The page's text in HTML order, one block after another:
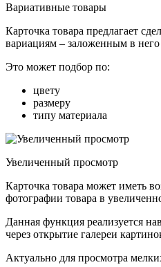
Вариативные товары
Карточка товара предлагает
вариациям – заложенным в
Это может подбор по:
цвету
размеру
типу материала
Увеличенный просмотр
Карточка товара может иметь
фотографии товара в
Данная функция реализуется
через открытие галереи
Актуально для просмотра